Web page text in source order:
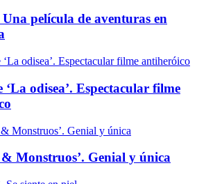
Una película de aventuras en
‘La odisea’. Espectacular filme
Monstruos’. Genial y única